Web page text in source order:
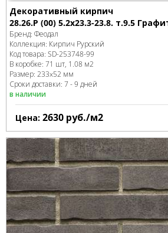
Декоративный кирпич
28.26.Р (00) 5.2x23.3-23.8. т.9.5
Бренд: Феодал
Коллекция: Кирпич Рурский
Код товара: SD-253748-99
В коробке: 71 шт, 1.08 м2
Размер: 233x52 мм
Сроки доставки: 7 - 9 дней
в наличии
Цена: 2630 руб./м2